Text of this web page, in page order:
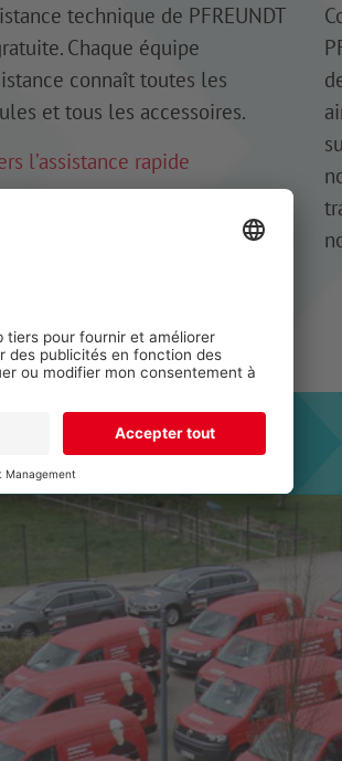
technique de PFREUNDT
Chaque équipe
connaît toutes les
et tous les accessoires.
l’assistance rapide